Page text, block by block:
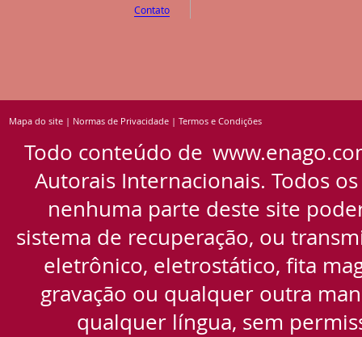
Contato
Mapa do site | Normas de Privacidade | Termos e Condições
Todo conteúdo de
Autorais Internacionais. Todos
nenhuma parte deste site
sistema de recuperação, ou
eletrônico, eletrostático, fita
gravação ou qualquer outra
qualquer língua, sem